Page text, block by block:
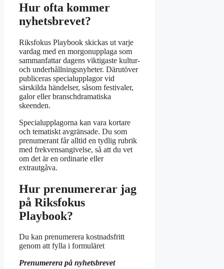
Hur ofta kommer
nyhetsbrevet?
Riksfokus Playbook skickas ut varje
vardag med en morgonupplaga som
sammanfattar dagens viktigaste kultur-
och underhållningsnyheter. Därutöver
publiceras specialupplagor vid
särskilda händelser, såsom festivaler,
galor eller branschdramatiska
skeenden.
Specialupplagorna kan vara kortare
och tematiskt avgränsade. Du som
prenumerant får alltid en tydlig rubrik
med frekvensangivelse, så att du vet
om det är en ordinarie eller
extrautgåva.
Hur prenumererar jag
på Riksfokus
Playbook?
Du kan prenumerera kostnadsfritt
genom att fylla i formuläret
Prenumerera på nyhetsbrevet